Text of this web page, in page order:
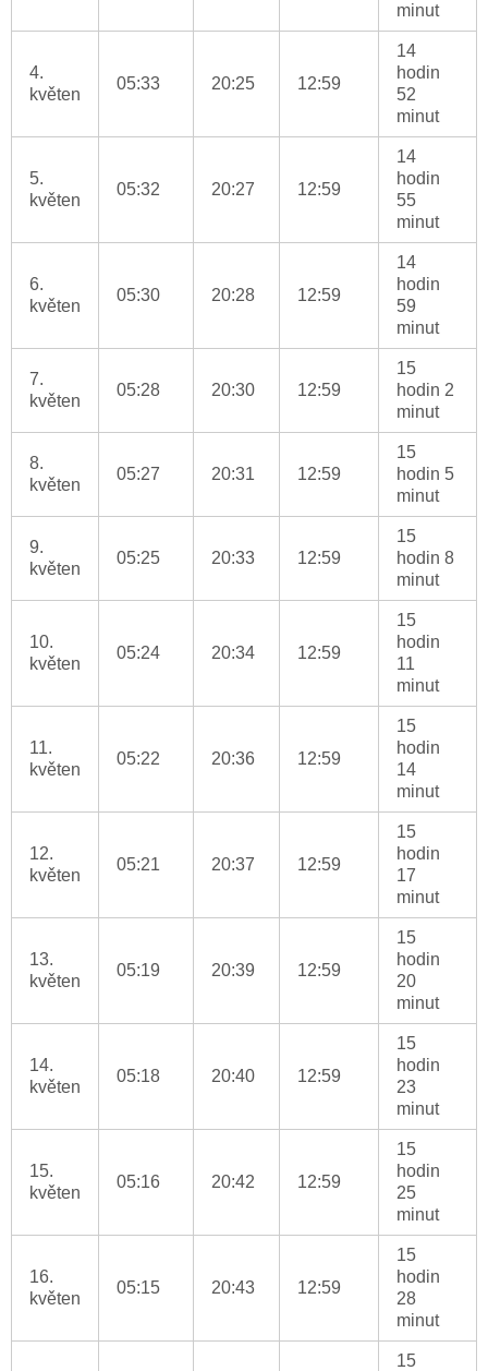
minut
4.
květen
05:33 20:25 12:59
14
hodin
52
minut
5.
květen
05:32 20:27 12:59
14
hodin
55
minut
6.
květen
05:30 20:28 12:59
14
hodin
59
minut
7.
květen
05:28 20:30 12:59
15
hodin 2
minut
8.
květen
05:27 20:31 12:59
15
hodin 5
minut
9.
květen
05:25 20:33 12:59
15
hodin 8
minut
10.
květen
05:24 20:34 12:59
15
hodin
11
minut
11.
květen
05:22 20:36 12:59
15
hodin
14
minut
12.
květen
05:21 20:37 12:59
15
hodin
17
minut
13.
květen
05:19 20:39 12:59
15
hodin
20
minut
14.
květen
05:18 20:40 12:59
15
hodin
23
minut
15.
květen
05:16 20:42 12:59
15
hodin
25
minut
16.
květen
05:15 20:43 12:59
15
hodin
28
minut
15